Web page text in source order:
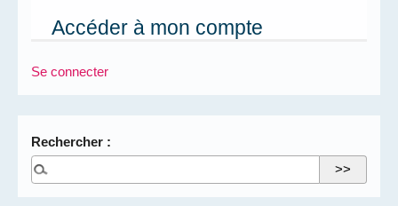
Accéder à mon compte
Se connecter
Rechercher :